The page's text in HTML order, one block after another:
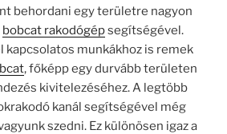
behordani egy területre nagyon
bobcat rakodógépsegítségével.
kapcsolatos munkákhoz is remek
, főképp egy durvább területen
kivitelezéséhez. A legtöbb
kanál segítségével még
szedni. Ez különösen igaz a